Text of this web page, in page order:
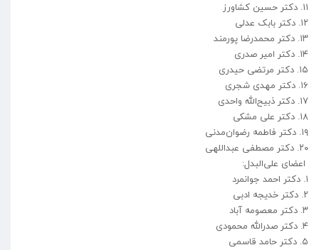
۱۱. دکتر حسین کشاورز
۱۲. دکتر بابک عدلی
۱۳. دکتر محمدرضا پورمند
۱۴. دکتر امیر صدری
۱۵. دکتر مرتضی حیدری
۱۶. دکتر مهدی شجری
۱۷. دکتر ذبیح‌الله واحدی
۱۸. دکتر علی مشکی
۱۹. دکتر فاطمه رضوان‌مدنی
۲۰. دکتر مصطفی عبداللهی
اعضای علی‌البدل:
۱. دکتر احمد جوانمرد
۲. دکتر خدیجه ادبی
۳. دکتر معصومه آباد
۴. دکتر صدرالله محمودی
۵. دکتر حامد قاسمی